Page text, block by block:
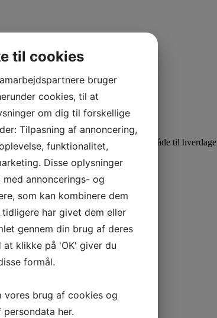
Spiegelau glas og meget andet, både til
dkk.
til cookies
bruger
cookies, til at
om dig til forskellige
Tilpasning af annoncering,
funktionalitet,
Disse oplysninger
annoncerings- og
som kan kombinere dem
har givet dem eller
gennem din brug af deres
at klikke på 'OK' giver du
formål.
vores brug af cookies og
persondata her.